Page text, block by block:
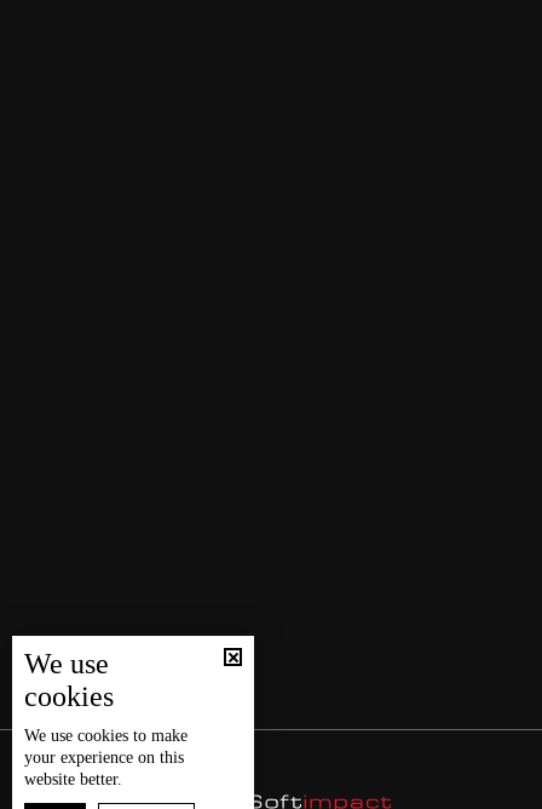
We use
cookies
We use cookies to make
your experience on this
website better.